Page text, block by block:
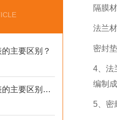
主要区别？
膜盒压力表和隔膜压力表的主要区别在哪里
隔膜
法兰
密封
4、法
编制
5、密